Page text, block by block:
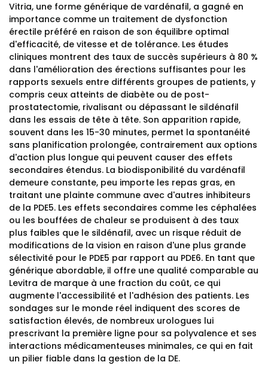
Vitria, une forme générique de vardénafil, a gagné en
importance comme un traitement de dysfonction
érectile préféré en raison de son équilibre optimal
d'efficacité, de vitesse et de tolérance. Les études
cliniques montrent des taux de succès supérieurs à 80 %
dans l'amélioration des érections suffisantes pour les
rapports sexuels entre différents groupes de patients, y
compris ceux atteints de diabète ou de post-
prostatectomie, rivalisant ou dépassant le sildénafil
dans les essais de tête à tête. Son apparition rapide,
souvent dans les 15-30 minutes, permet la spontanéité
sans planification prolongée, contrairement aux options
d'action plus longue qui peuvent causer des effets
secondaires étendus. La biodisponibilité du vardénafil
demeure constante, peu importe les repas gras, en
traitant une plainte commune avec d'autres inhibiteurs
de la PDE5. Les effets secondaires comme les céphalées
ou les bouffées de chaleur se produisent à des taux
plus faibles que le sildénafil, avec un risque réduit de
modifications de la vision en raison d'une plus grande
sélectivité pour le PDE5 par rapport au PDE6. En tant que
générique abordable, il offre une qualité comparable au
Levitra de marque à une fraction du coût, ce qui
augmente l'accessibilité et l'adhésion des patients. Les
sondages sur le monde réel indiquent des scores de
satisfaction élevés, de nombreux urologues lui
prescrivant la première ligne pour sa polyvalence et ses
interactions médicamenteuses minimales, ce qui en fait
un pilier fiable dans la gestion de la DE.